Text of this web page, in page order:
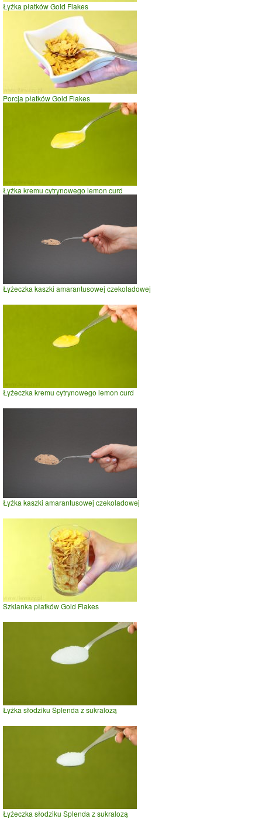
Łyżka płatków Gold Flakes
Porcja płatków Gold Flakes
Łyżka kremu cytrynowego lemon curd
Łyżeczka kaszki amarantusowej czekoladowej
Łyżeczka kremu cytrynowego lemon curd
Łyżka kaszki amarantusowej czekoladowej
Szklanka płatków Gold Flakes
Łyżka słodziku Splenda z sukralozą
Łyżeczka słodziku Splenda z sukralozą